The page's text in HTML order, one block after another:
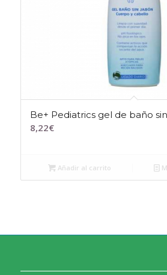
Be+ Pediatrics gel de baño
8,22€
Añadir al carrito